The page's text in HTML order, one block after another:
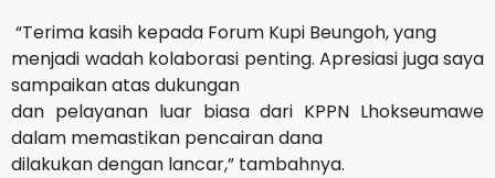
“Terima kasih kepada Forum Kupi Beungoh, yang
menjadi wadah kolaborasi penting. Apresiasi juga saya
sampaikan atas dukungan
dan pelayanan luar biasa dari KPPN Lhokseumawe
dalam memastikan pencairan dana
dilakukan dengan lancar,” tambahnya.